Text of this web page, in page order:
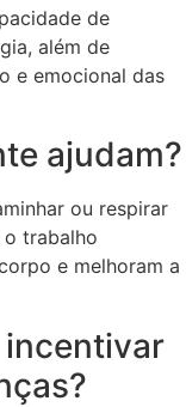
de
além de
e emocional das
ajudam?
ou respirar
trabalho
e melhoram a